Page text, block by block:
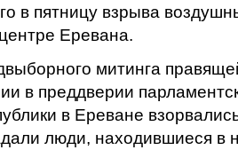
в пятницу взрыва
Еревана.
митинга
в преддверии
в Ереване
люди, находившиеся в